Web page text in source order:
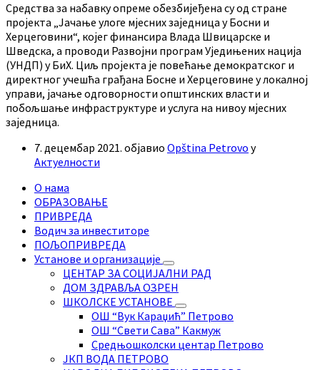
Средства за набавку опреме обезбијеђена су од стране
пројекта „Јачање улоге мјесних заједница у Босни и
Херцеговини“, којег финансира Влада Швицарске и
Шведска, а проводи Развојни програм Уједињених нација
(УНДП) у БиХ. Циљ пројекта је повећање демократског и
директног учешћа грађана Босне и Херцеговине у локалној
управи, јачање одговорности општинских власти и
побољшање инфраструктуре и услуга на нивоу мјесних
заједница.
7. децембар 2021. објавио Opština Petrovo у
Актуелности
О нама
ОБРАЗОВАЊЕ
ПРИВРЕДА
Водич за инвеститоре
ПОЉОПРИВРЕДА
Установе и организације
ЦЕНТАР ЗА СОЦИЈАЛНИ РАД
ДОМ ЗДРАВЉА ОЗРЕН
ШКОЛСКЕ УСТАНОВЕ
ОШ “Вук Караџић” Петрово
ОШ “Свети Сава” Какмуж
Средњошколски центар Петрово
ЈКП ВОДА ПЕТРОВО